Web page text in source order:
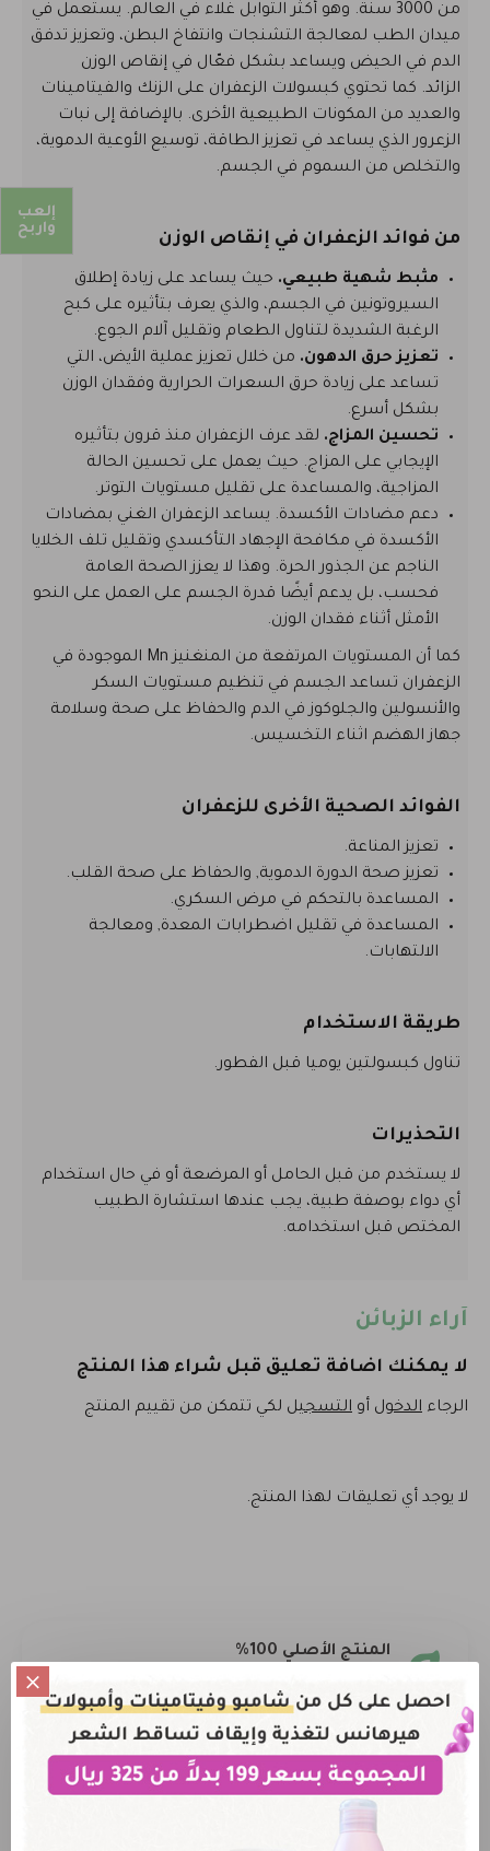
من 3000 سنة. وهو أكثر التوابل غلاء في العالم. يستعمل في
ميدان الطب لمعالجة التشنجات وانتفاخ البطن، وتعزيز تدفق
الدم في الحيض ويساعد بشكل فعّال في إنقاص الوزن
الزائد. كما تحتوي كبسولات الزعفران على الزنك والفيتامينات
والعديد من المكونات الطبيعية الأخرى. بالإضافة إلى نبات
الزعرور الذي يساعد في تعزيز الطاقة، توسيع الأوعية الدموية،
والتخلص من السموم في الجسم.
من فوائد الزعفران في إنقاص الوزن
مثبط شهية طبيعي. حيث يساعد على زيادة إطلاق
السيروتونين في الجسم، والذي يعرف بتأثيره على كبح
الرغبة الشديدة لتناول الطعام وتقليل آلام الجوع.
تعزيز حرق الدهون. من خلال تعزيز عملية الأيض، التي
تساعد على زيادة حرق السعرات الحرارية وفقدان الوزن
بشكل أسرع.
تحسين المزاج. لقد عرف الزعفران منذ قرون بتأثيره
الإيجابي على المزاج. حيث يعمل على تحسين الحالة
المزاجية، والمساعدة على تقليل مستويات التوتر.
دعم مضادات الأكسدة. يساعد الزعفران الغني بمضادات
الأكسدة في مكافحة الإجهاد التأكسدي وتقليل تلف الخلايا
الناجم عن الجذور الحرة. وهذا لا يعزز الصحة العامة
فحسب، بل يدعم أيضًا قدرة الجسم على العمل على النحو
الأمثل أثناء فقدان الوزن.
كما أن المستويات المرتفعة من المنغنيز Mn الموجودة في
الزعفران تساعد الجسم في تنظيم مستويات السكر
والأنسولين والجلوكوز في الدم والحفاظ على صحة وسلامة
جهاز الهضم اثناء التخسيس.
الفوائد الصحية الأخرى للزعفران
تعزيز المناعة.
تعزيز صحة الدورة الدموية, والحفاظ على صحة القلب.
المساعدة بالتحكم في مرض السكري.
المساعدة في تقليل اضطرابات المعدة, ومعالجة
الالتهابات.
طريقة الاستخدام
تناول كبسولتين يوميا قبل الفطور.
التحذيرات
لا يستخدم من قبل الحامل أو المرضعة أو في حال استخدام
أي دواء بوصفة طبية، يجب عندها استشارة الطبيب
المختص قبل استخدامه.
آراء الزبائن
لا يمكنك اضافة تعليق قبل شراء هذا المنتج
الرجاء الدخول أو التسجيل لكي تتمكن من تقييم المنتج
لا يوجد أي تعليقات لهذا المنتج.
المنتج الأصلي 100%
خصم عند طلب أكثر من علبة
أحصل على خصم إضافي عند طلب أكثر من علبة من أي
منتج
إلعب
واربح